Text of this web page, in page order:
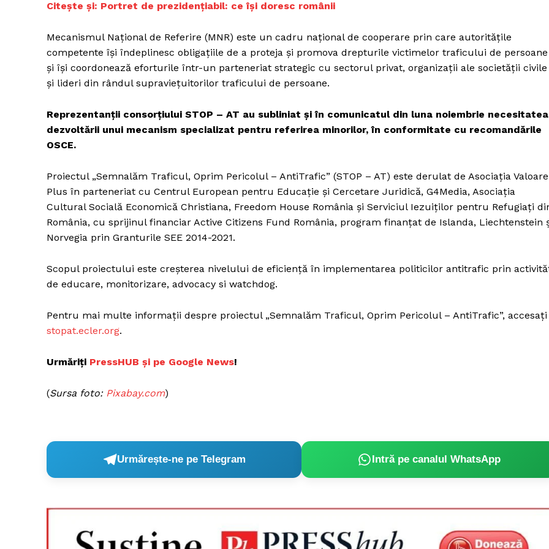
Citește și: Portret de prezidențiabil: ce își doresc românii
Mecanismul Național de Referire (MNR) este un cadru național de cooperare prin care autoritățile
competente își îndeplinesc obligațiile de a proteja și promova drepturile victimelor traficului de persoane
și își coordonează eforturile într-un parteneriat strategic cu sectorul privat, organizații ale societății civile
și lideri din rândul supraviețuitorilor traficului de persoane.
Reprezentanții consorțiului STOP – AT au subliniat și în comunicatul din luna noiembrie necesitatea
dezvoltării unui mecanism specializat pentru referirea minorilor, în conformitate cu recomandările
OSCE.
Proiectul „Semnalăm Traficul, Oprim Pericolul – AntiTrafic” (STOP – AT) este derulat de Asociația Valoare
Plus în parteneriat cu Centrul European pentru Educație și Cercetare Juridică, G4Media, Asociația
Cultural Socială Economică Christiana, Freedom House România și Serviciul Iezuiților pentru Refugiați
România, cu sprijinul financiar Active Citizens Fund România, program finanțat de Islanda, Liechtenstein
Norvegia prin Granturile SEE 2014-2021.
Scopul proiectului este creșterea nivelului de eficiență în implementarea politicilor antitrafic prin
de educare, monitorizare, advocacy si watchdog.
Pentru mai multe informații despre proiectul „Semnalăm Traficul, Oprim Pericolul – AntiTrafic”, accesați
stopat.ecler.org.
Urmăriți PressHUB și pe Google News!
(Sursa foto: Pixabay.com)
Urmărește-ne pe Telegram Intră pe canalul WhatsApp